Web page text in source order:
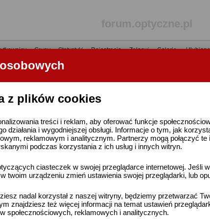
z plików cookies
treści i reklam, aby oferować funkcje
działania i wygodniejszej obsługi. Informacje o tym, jak
reklamowym i analitycznym. Partnerzy mogą połączyć
podczas korzystania z ich usług i innych witryn.
ciasteczek w swojej przeglądarce internetowej. Jeśli
twoim urządzeniu zmień ustawienia swojej przeglądarki, lub
nadal korzystał z naszej witryny, będziemy przetwarzać
znajdziesz też więcej informacji na temat ustawień
społecznościowych, reklamowych i analitycznych.
•Grupy•Statystyki•Rejestracja•Zaloguj•Galerie•